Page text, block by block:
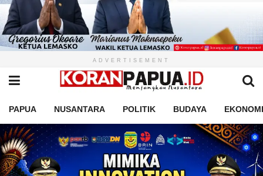
ADVERTISEMENT
PAPUA NUSANTARA POLITIK BUDAYA EKONOMI